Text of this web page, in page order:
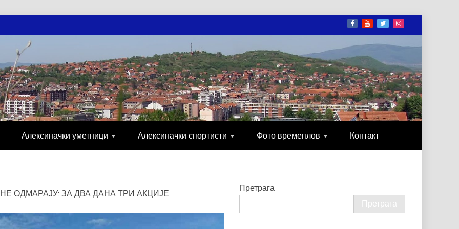
НОВОСТИ
СПОРТ, ПОСЛОВНИ ИМЕНИК, ХРОНИКА, ЗАБАВА…
Алексиначки уметници Алексиначки спортисти Фото времеплов Контакт
ОДМАРАЈУ: ЗА ДВА ДАНА ТРИ АКЦИЈЕ
Претрага
Претрага